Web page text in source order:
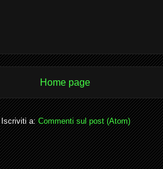
Home page
Iscriviti a:Commenti sul post (Atom)